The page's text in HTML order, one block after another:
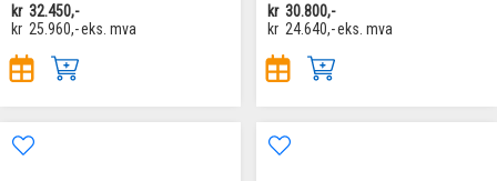
kr 32.450,-
kr 25.960,-eks. mva
kr 30.800,-
kr 24.640,-eks. mva